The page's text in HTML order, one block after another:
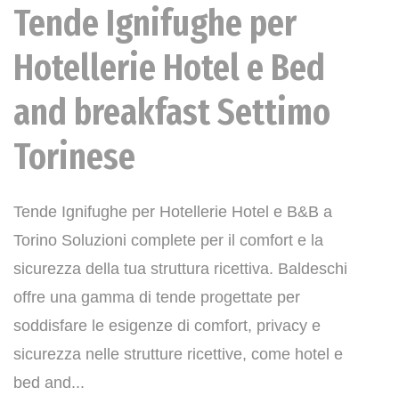
News
Tende Ignifughe per
Hotellerie Hotel e Bed
and breakfast Settimo
Torinese
Tende Ignifughe per Hotellerie Hotel e B&B a
Torino Soluzioni complete per il comfort e la
sicurezza della tua struttura ricettiva. Baldeschi
offre una gamma di tende progettate per
soddisfare le esigenze di comfort, privacy e
sicurezza nelle strutture ricettive, come hotel e
bed and...